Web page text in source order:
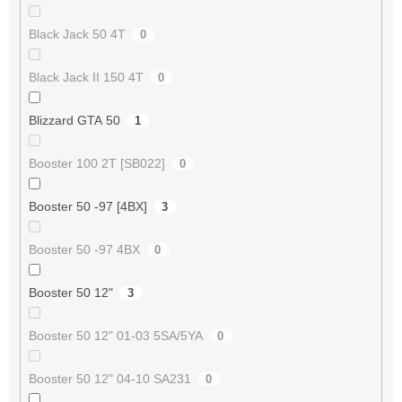
Black Jack 50 4T 0
Black Jack II 150 4T 0
Blizzard GTA 50 1
Booster 100 2T [SB022] 0
Booster 50 -97 [4BX] 3
Booster 50 -97 4BX 0
Booster 50 12" 3
Booster 50 12" 01-03 5SA/5YA 0
Booster 50 12" 04-10 SA231 0